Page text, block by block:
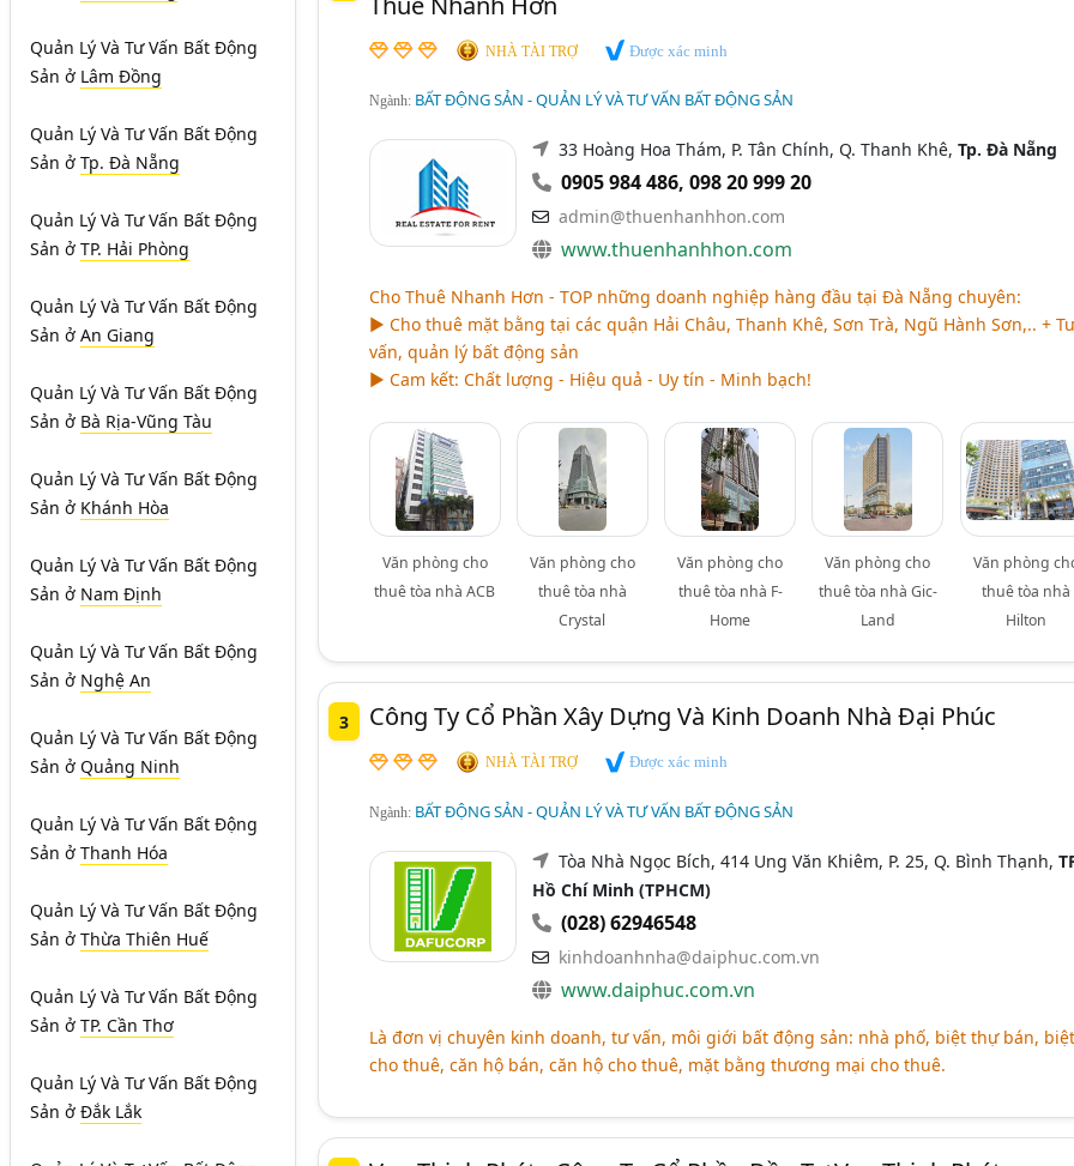
Quản Lý Và Tư Vấn Bất Động
Sản ở Lâm Đồng
Quản Lý Và Tư Vấn Bất Động
Sản ở Tp. Đà Nẵng
Quản Lý Và Tư Vấn Bất Động
Sản ở TP. Hải Phòng
Quản Lý Và Tư Vấn Bất Động
Sản ở An Giang
Quản Lý Và Tư Vấn Bất Động
Sản ở Bà Rịa-Vũng Tàu
Quản Lý Và Tư Vấn Bất Động
Sản ở Khánh Hòa
Quản Lý Và Tư Vấn Bất Động
Sản ở Nam Định
Quản Lý Và Tư Vấn Bất Động
Sản ở Nghệ An
Quản Lý Và Tư Vấn Bất Động
Sản ở Quảng Ninh
Quản Lý Và Tư Vấn Bất Động
Sản ở Thanh Hóa
Quản Lý Và Tư Vấn Bất Động
Sản ở Thừa Thiên Huế
Quản Lý Và Tư Vấn Bất Động
Sản ở TP. Cần Thơ
Quản Lý Và Tư Vấn Bất Động
Sản ở Đắk Lắk
NHÀ TÀI TRỢ Được xác minh
Ngành: BẤT ĐỘNG SẢN - QUẢN LÝ VÀ TƯ VẤN BẤT ĐỘNG SẢN
33 Hoàng Hoa Thám, P. Tân Chính, Q. Thanh Khê, Tp. Đà Nẵng
0905 984 486, 098 20 999 20
admin@thuenhanhhon.com
www.thuenhanhhon.com
Cho Thuê Nhanh Hơn - TOP những doanh nghiệp hàng đầu tại Đà Nẵng chuyên:
► Cho thuê mặt bằng tại các quận Hải Châu, Thanh Khê, Sơn Trà, Ngũ Hành Sơn,.. + Tư
vấn, quản lý bất động sản
► Cam kết: Chất lượng - Hiệu quả - Uy tín - Minh bạch!
Văn phòng cho
thuê tòa nhà ACB
Văn phòng cho
thuê tòa nhà
Crystal
Văn phòng cho
thuê tòa nhà F-
Home
Văn phòng cho
thuê tòa nhà Gic-
Land
Văn phòng
thuê tòa nhà
Hilton
3 Công Ty Cổ Phần Xây Dựng Và Kinh Doanh Nhà Đại Phúc
NHÀ TÀI TRỢ Được xác minh
Ngành: BẤT ĐỘNG SẢN - QUẢN LÝ VÀ TƯ VẤN BẤT ĐỘNG SẢN
Tòa Nhà Ngọc Bích, 414 Ung Văn Khiêm, P. 25, Q. Bình Thạnh,
Hồ Chí Minh (TPHCM)
(028) 62946548
kinhdoanhnha@daiphuc.com.vn
www.daiphuc.com.vn
Là đơn vị chuyên kinh doanh, tư vấn, môi giới bất động sản: nhà phố, biệt thự bán,
cho thuê, căn hộ bán, căn hộ cho thuê, mặt bằng thương mại cho thuê.